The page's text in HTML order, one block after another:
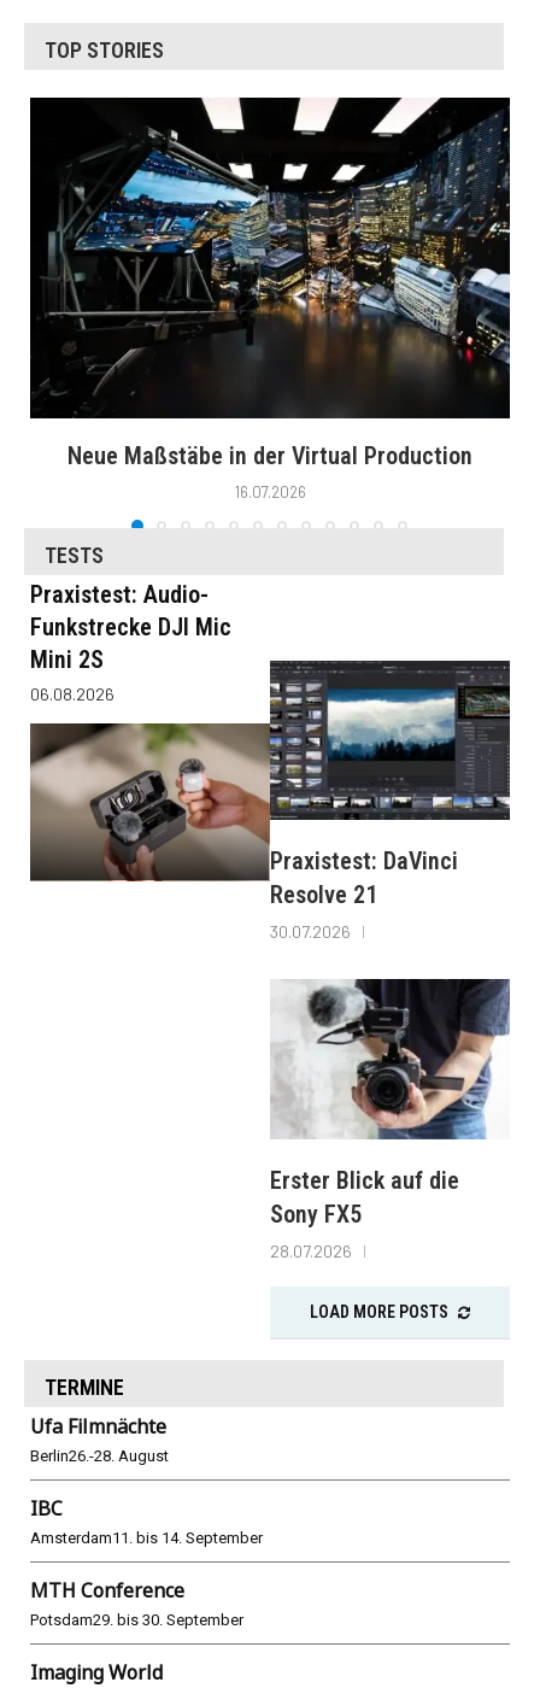
TOP STORIES
Neue Maßstäbe in der Virtual Production
16.07.2026
TESTS
Praxistest: Audio-
Funkstrecke DJI Mic
Mini 2S
06.08.2026
Praxistest: DaVinci
Resolve 21
30.07.2026
Erster Blick auf die
Sony FX5
28.07.2026
LOAD MORE POSTS
TERMINE
Ufa Filmnächte
Berlin26.-28. August
IBC
Amsterdam11. bis 14. September
MTH Conference
Potsdam29. bis 30. September
Imaging World